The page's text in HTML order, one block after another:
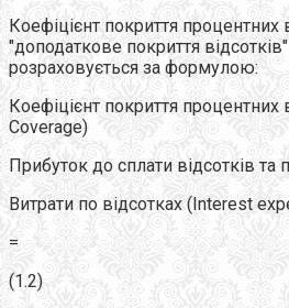
Коефіцієнт покриття
"доподаткове покриття
розраховується за формулою:
Коефіцієнт покриття
Coverage)
Прибуток до сплати відсотків та
Витрати по відсотках (Interest
=
(1.2)